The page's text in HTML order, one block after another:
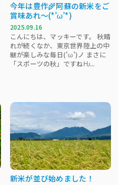
今年は豊作🌾阿蘇の新米をご
賞味あれ～(*’ω’*)
2025.09.16
こんにちは、マッキーです。 秋晴
れが続くなか、東京世界陸上の中
継が楽しみな毎日('ω')ノ まさに
「スポーツの秋」ですねǶ...
新米が並び始めました！